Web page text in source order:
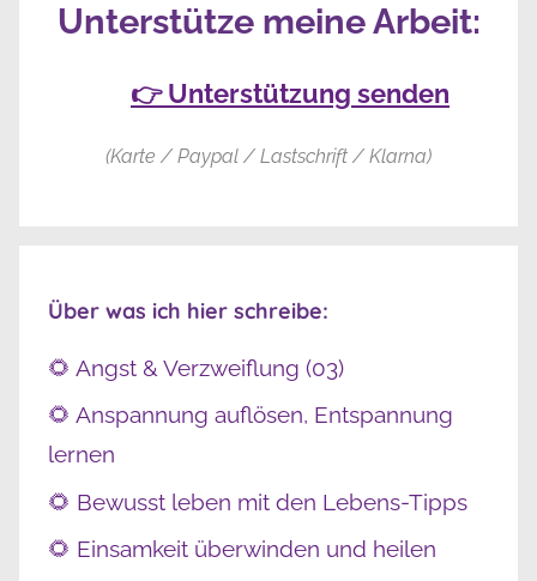
Unterstütze meine Arbeit:
👉 Unterstützung senden
(Karte / Paypal / Lastschrift / Klarna)
Über was ich hier schreibe:
🌻 Angst & Verzweiflung (03)
🌻 Anspannung auflösen, Entspannung
lernen
🌻 Bewusst leben mit den Lebens-Tipps
🌻 Einsamkeit überwinden und heilen